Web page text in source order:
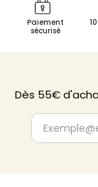
Paiement
sécurisé
Dès 55€